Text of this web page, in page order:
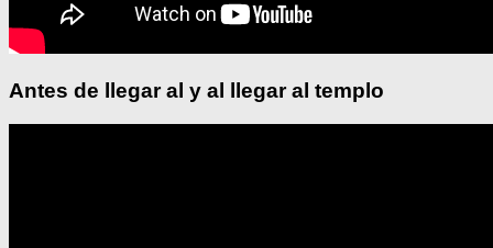
Antes de llegar al y al llegar al templo